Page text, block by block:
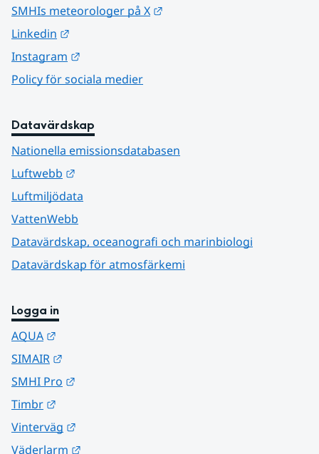
SMHIs meteorologer på X
Linkedin
Instagram
Policy för sociala medier
Datavärdskap
Nationella emissionsdatabasen
Luftwebb
Luftmiljödata
VattenWebb
Datavärdskap, oceanografi och marinbiologi
Datavärdskap för atmosfärkemi
Logga in
AQUA
SIMAIR
SMHI Pro
Timbr
Vinterväg
Väderlarm